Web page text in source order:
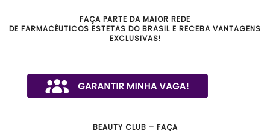
FAÇA PARTE DA MAIOR REDE
DE FARMACÊUTICOS ESTETAS DO BRASIL E RECEBA VANTAGENS
EXCLUSIVAS!
BEAUTY CLUB – FAÇA